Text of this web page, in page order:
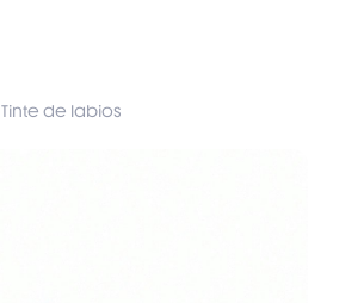
Tinte de labios